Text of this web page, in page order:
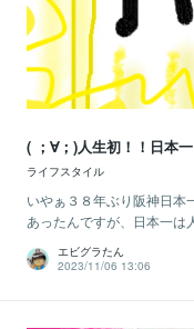
( ；∀；)人生初！！日本
ライフスタイル
いやぁ３８年ぶり阪神日本
あったんですが、日本一は
エビグラたん
2023/11/06 13:06